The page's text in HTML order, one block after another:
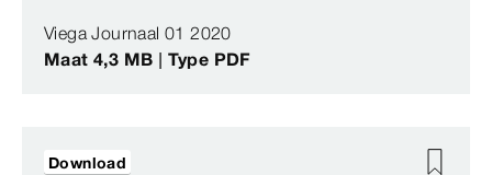
Viega Journaal 01 2020
Maat 4,3 MB | Type PDF
Download